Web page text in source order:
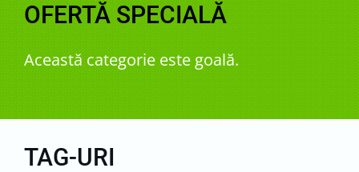
OFERTĂ SPECIALĂ
Această categorie este goală.
TAG-URI